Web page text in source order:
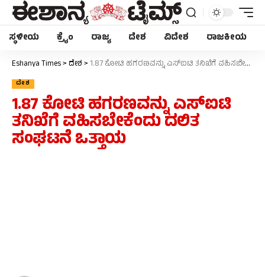
ಸ್ಥಳೀಯ ಕ್ರೈಂ ರಾಜ್ಯ ದೇಶ ವಿದೇಶ ರಾಜಕೀಯ
Eshanya Times>ದೇಶ> 1.87 ಕೋಟಿ ಹಗರಣವನ್ನು ಎಸ್‌ಐಟಿ ತನಿಖೆಗೆ ವಹಿಸಬೇಕೆಂದು ದಲಿತ ಸಂಘಟನೆ ಒತ್ತಾಯ
ದೇಶ
1.87 ಕೋಟಿ ಹಗರಣವನ್ನು ಎಸ್‌ಐಟಿ
ತನಿಖೆಗೆ ವಹಿಸಬೇಕೆಂದು ದಲಿತ
ಸಂಘಟನೆ ಒತ್ತಾಯ